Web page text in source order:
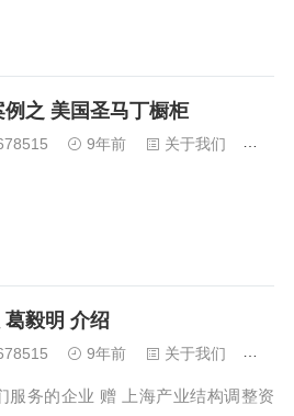
之 美国圣马丁橱柜
9年前 关于我们
毅明 介绍
9年前 关于我们
服务的企业 赠 上海产业结构调整资